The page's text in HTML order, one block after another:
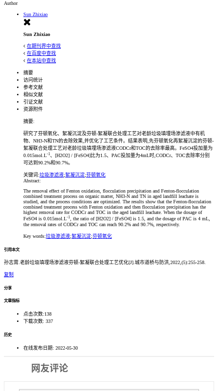
Author
Sun Zhixiao
Sun Zhixiao
在期刊界中查找
在百度中查找
在本站中查找
摘要
访问统计
参考文献
相似文献
引证文献
资源附件
摘要:
研究了芬顿氧化、絮凝沉淀及芬顿-絮凝联合处理工艺对老龄垃圾填埋场渗滤液中有机
物、NH3-N和TN的去除效果,并优化了工艺条件。结果表明,先芬顿氧化再絮凝沉淀的芬顿-
絮凝联合处理工艺对老龄垃圾填埋场渗滤液CODCr和TOC的去除率最高。FeSO4投加量为
0.015mol.L-1、[H2O2] / [FeSO4]比为1.5、PAC投加量为4mL时,CODCr、TOC去除率分别
可达到90.2%和90.7%。
关键词:垃圾渗滤液;絮凝沉淀;芬顿氧化
Abstract:
The removal effect of Fenton oxidation, flocculation precipitation and Fenton-flocculation
combined treatment process on organic matter, NH3-N and TN in aged landfill leachate is
studied, and the process conditions are optimized. The results show that the Fenton-flocculation
combined treatment process with Fenton oxidation and then flocculation precipitation has the
highest removal rate for CODCr and TOC in the aged landfill leachate. When the dosage of
FeSO4 is 0.015mol.L-1, the ratio of [H2O2] / [FeSO4] is 1.5, and the dosage of PAC is 4 mL,
the removal rates of CODCr and TOC can reach 90.2% and 90.7%, respectively.
Key words:垃圾渗滤液;絮凝沉淀;芬顿氧化
引用本文
孙志霄.老龄垃圾填埋场渗滤液芬顿-絮凝联合处理工艺优化[J].城市道桥与防洪,2022,(5):255-258.
复制
分享
文章指标
点击次数:138
下载次数: 337
历史
在线发布日期: 2022-05-30
网友评论